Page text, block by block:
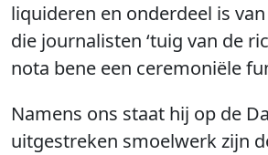
liquideren en onderdeel is
die journalisten ‘tuig van de
nota bene een ceremoniële
Namens ons staat hij op de
uitgestreken smoelwerk zijn